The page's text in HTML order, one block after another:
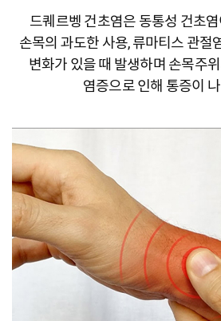
드퀘르벵 건초염은 동통성 건초
손목의 과도한 사용, 류마티스 관절
변화가 있을 때 발생하며 손목주
염증으로 인해 통증이